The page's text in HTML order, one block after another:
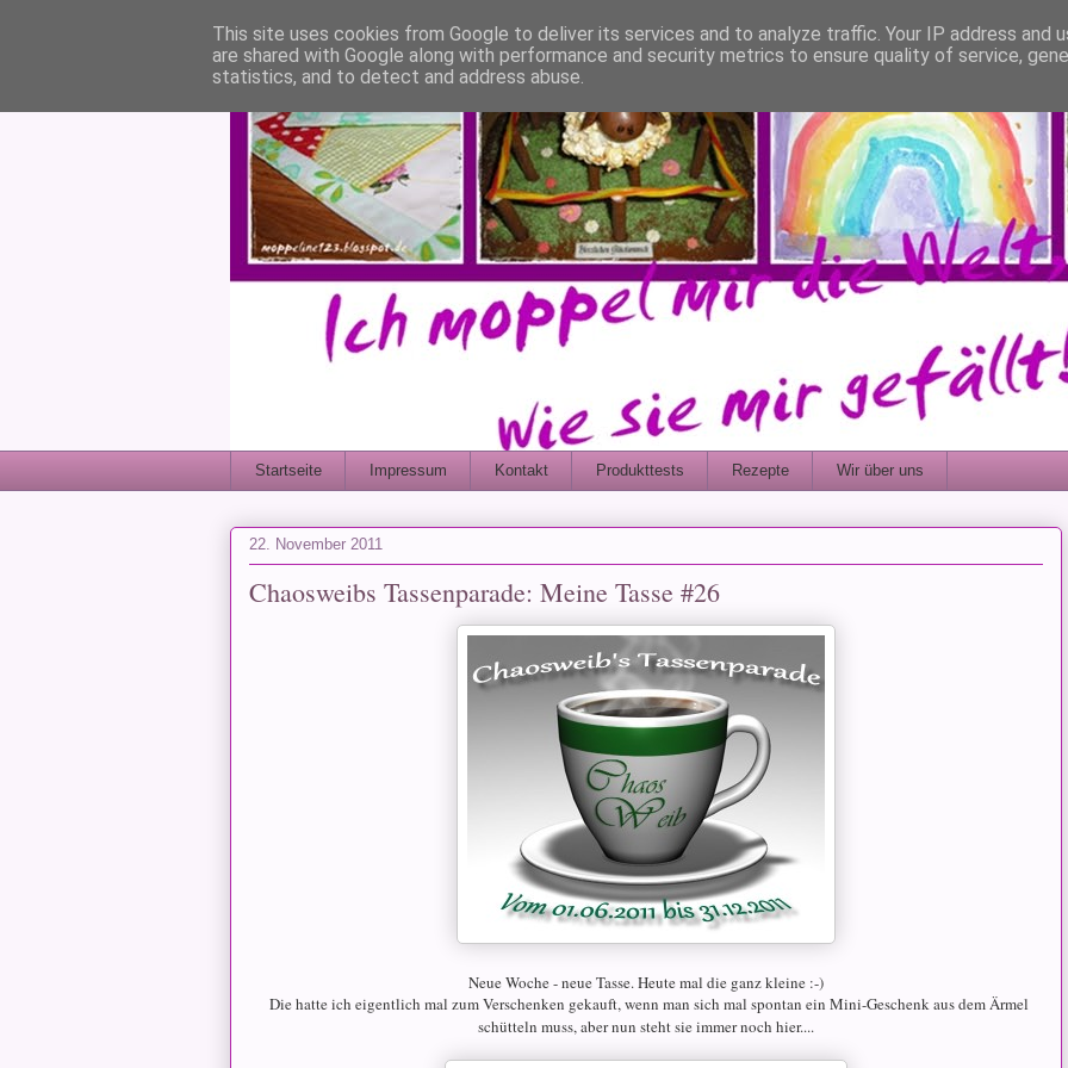
Startseite Impressum Kontakt Produkttests Rezepte Wir über uns
22. November 2011
Chaosweibs Tassenparade: Meine Tasse #26
Neue Woche - neue Tasse. Heute mal die ganz kleine :-)
Die hatte ich eigentlich mal zum Verschenken gekauft, wenn man sich mal spontan ein Mini-Geschenk aus dem Ärmel
schütteln muss, aber nun steht sie immer noch hier....
This site uses cookies from Google to deliver its services and to analyze traffic. Your IP address and
are shared with Google along with performance and security metrics to ensure quality of service,
statistics, and to detect and address abuse.